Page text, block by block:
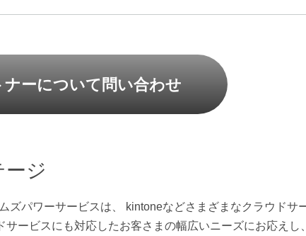
ナーについて問い合わせ
ジ
パワーサービスは、 kintoneなどさまざまなクラウドサ
ービスにも対応したお客さまの幅広いニーズにお応えし